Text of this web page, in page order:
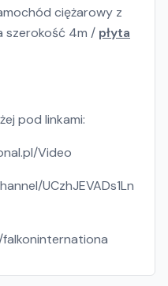
ciężarowy z
szerokość 4m / płyta
pod linkami:
Video
UCzhJEVADs1Ln